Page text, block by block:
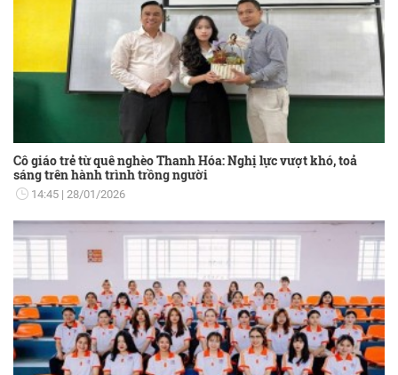
Cô giáo trẻ từ quê nghèo Thanh Hóa: Nghị lực vượt khó, toả
sáng trên hành trình trồng người
14:45 28/01/2026